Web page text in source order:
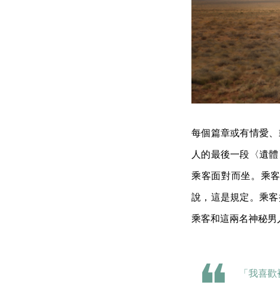
每個篇章或有情愛
人的最後一段〈遺
乘客面對而坐。乘
說，這是規定。乘
乘客和這兩名神秘男
「我喜